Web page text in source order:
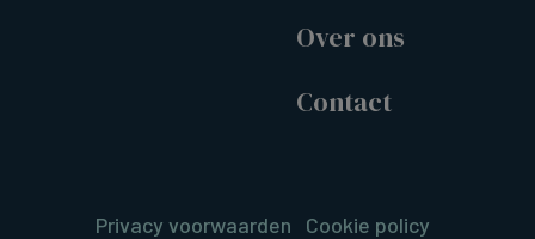
Over ons
Contact
Privacy voorwaarden
Cookie policy